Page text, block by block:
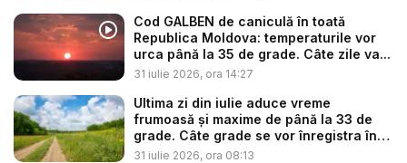
Cod GALBEN de caniculă în toată
Republica Moldova: temperaturile vor
urca până la 35 de grade. Câte zile va...
31 iulie 2026, ora 14:27
Ultima zi din iulie aduce vreme
frumoasă și maxime de până la 33 de
grade. Câte grade se vor înregistra în
w...
31 iulie 2026, ora 08:13